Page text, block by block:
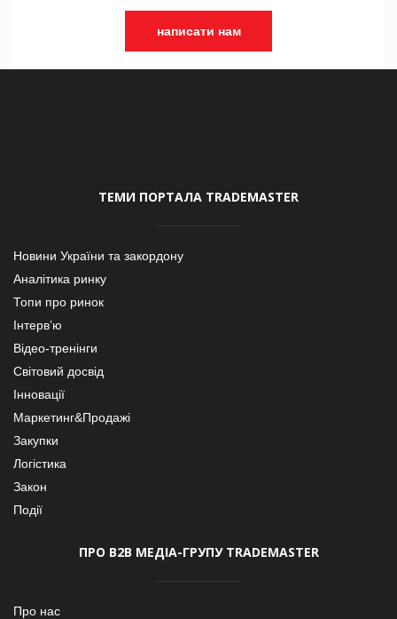
написати нам
ТЕМИ ПОРТАЛА TRADEMASTER
Новини України та закордону
Аналітика ринку
Топи про ринок
Інтерв’ю
Відео-тренінги
Світовий досвід
Інновації
Маркетинг&Продажі
Закупки
Логістика
Закон
Події
ПРО В2В МЕДІА-ГРУПУ TRADEMASTER
Про нас